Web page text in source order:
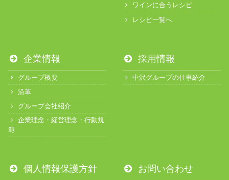
ワインに合うレシピ
レシピ一覧へ
企業情報
グループ概要
沿革
グループ会社紹介
企業理念・経営理念・行動規
範
採用情報
中沢グループの仕事紹介
個人情報保護方針 お問い合わせ